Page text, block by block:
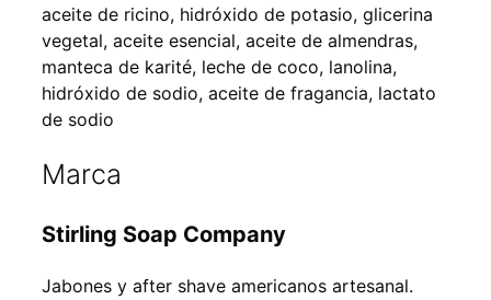
aceite de ricino, hidróxido de potasio, glicerina
vegetal, aceite esencial, aceite de almendras,
manteca de karité, leche de coco, lanolina,
hidróxido de sodio, aceite de fragancia, lactato
de sodio
Marca
Stirling Soap Company
Jabones y after shave americanos artesanal.